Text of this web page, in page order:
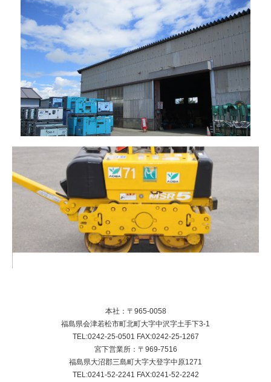
本社：〒965-0058
福島県会津若松市町北町大字中沢字土手下3-1
TEL:0242-25-0501 FAX:0242-25-1267
宮下営業所：〒969-7516
福島県大沼郡三島町大字大登字中原1271
TEL:0241-52-2241 FAX:0241-52-2242